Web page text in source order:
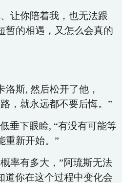
让你陪着我，也无法跟
暂的相遇，又怎么会真的
洛斯, 然后松开了他，
，就永远都不要后悔。”
垂下眼睑, “有没有可能等
重新开始。”
率有多大，”阿琉斯无法
道你在这个过程中变化会